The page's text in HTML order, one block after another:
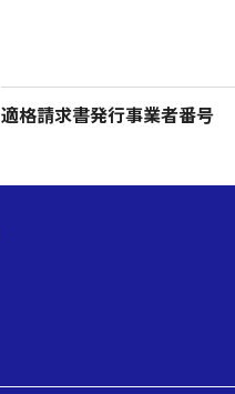
適格請求書発行事業者番号